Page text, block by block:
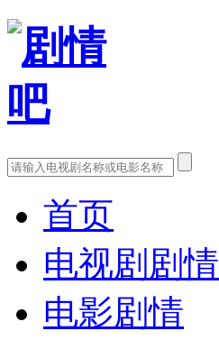
首页
电视剧剧情
电影剧情